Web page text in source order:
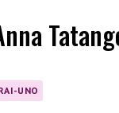
UNO